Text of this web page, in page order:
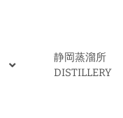
静岡蒸溜所
DISTILLERY